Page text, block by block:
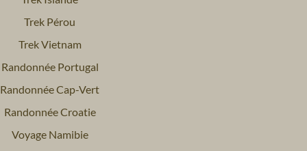
Trek Pérou
Trek Vietnam
Randonnée Portugal
Randonnée Cap-Vert
Randonnée Croatie
Voyage Namibie